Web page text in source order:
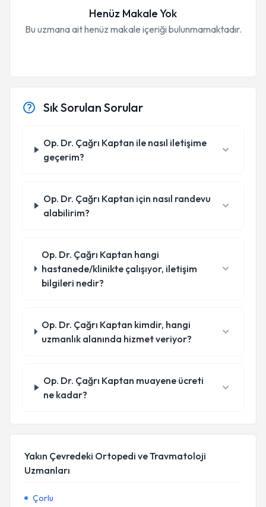
Henüz Makale Yok
Bu uzmana ait henüz makale içeriği bulunmamaktadır.
Sık Sorulan Sorular
Op. Dr. Çağrı Kaptan ile nasıl iletişime
geçerim?
Op. Dr. Çağrı Kaptan için nasıl randevu
alabilirim?
Op. Dr. Çağrı Kaptan hangi
hastanede/klinikte çalışıyor, iletişim
bilgileri nedir?
Op. Dr. Çağrı Kaptan kimdir, hangi
uzmanlık alanında hizmet veriyor?
Op. Dr. Çağrı Kaptan muayene ücreti
ne kadar?
Yakın Çevredeki Ortopedi ve Travmatoloji
Uzmanları
Çorlu